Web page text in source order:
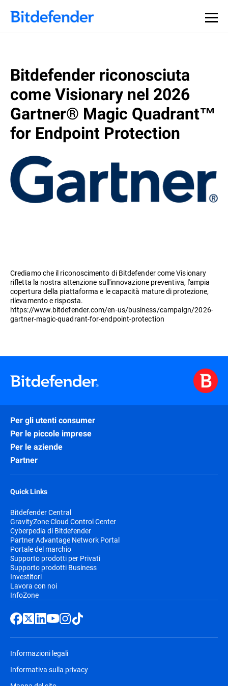
Bitdefender riconosciuta
come Visionary nel 2026
Gartner® Magic Quadrant™
for Endpoint Protection
Crediamo che il riconoscimento di Bitdefender come Visionary
rifletta la nostra attenzione sull'innovazione preventiva, l'ampia
copertura della piattaforma e le capacità mature di protezione,
rilevamento e risposta.
https://www.bitdefender.com/en-us/business/campaign/2026-
gartner-magic-quadrant-for-endpoint-protection
Per gli utenti consumer
Per le piccole imprese
Per le aziende
Partner
Quick Links
Bitdefender Central
GravityZone Cloud Control Center
Cyberpedia di Bitdefender
Partner Advantage Network Portal
Portale del marchio
Supporto prodotti per Privati
Supporto prodotti Business
Investitori
Lavora con noi
InfoZone
Informazioni legali
Informativa sulla privacy